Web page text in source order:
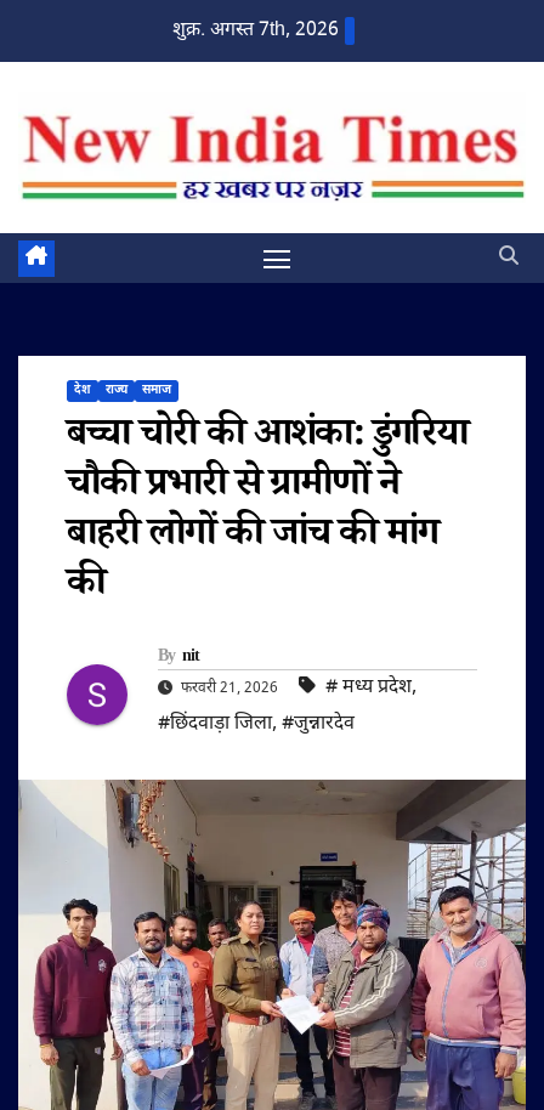
शुक्र. अगस्त 7th, 2026
देश राज्य समाज
बच्चा चोरी की आशंका: डुंगरिया
चौकी प्रभारी से ग्रामीणों ने
बाहरी लोगों की जांच की मांग
की
By nit
फरवरी 21, 2026 #‌ मध्य प्रदेश,
#छिंदवाड़ा जिला, #जुन्नारदेव